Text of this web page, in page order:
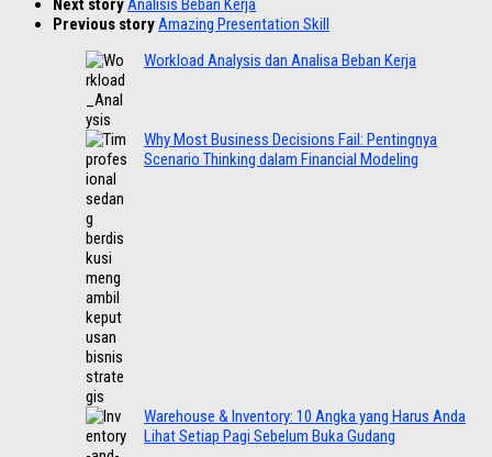
Next storyAnalisis Beban Kerja
Previous storyAmazing Presentation Skill
Workload Analysis dan Analisa Beban Kerja
Why Most Business Decisions Fail: Pentingnya
Scenario Thinking dalam Financial Modeling
Warehouse & Inventory: 10 Angka yang Harus Anda
Lihat Setiap Pagi Sebelum Buka Gudang